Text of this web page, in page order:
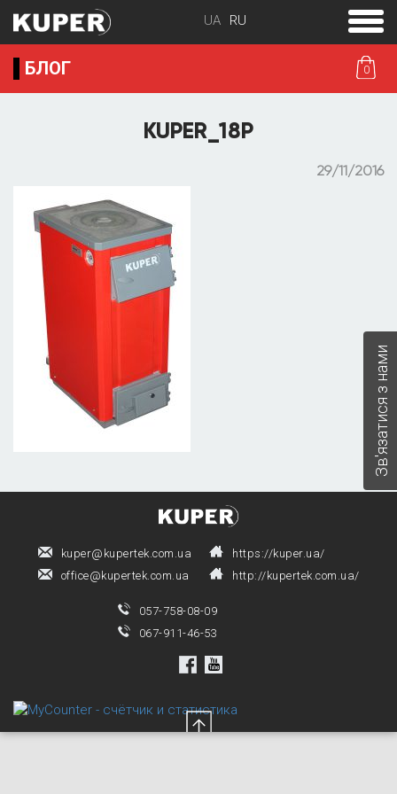
0
toggle
menu
БЛОГ
KUPER_18P
29/11/2016
kuper@kupertek.com.ua
office@kupertek.com.ua
https://kuper.ua/
http://kupertek.com.ua/
057-758-08-09
067-911-46-53
Зв'язатися з нами